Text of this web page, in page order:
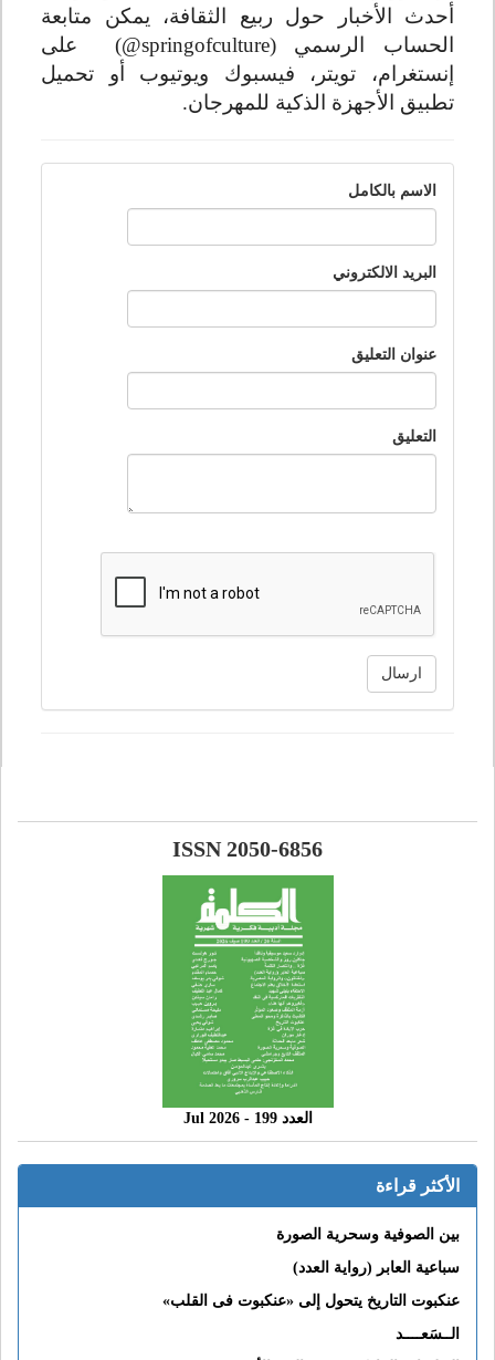
أحدث الأخبار حول ربيع الثقافة، يمكن متابعة
الحساب الرسمي (@springofculture)
على
إنستغرام، تويتر، فيسبوك ويوتيوب أو تحميل
تطبيق الأجهزة الذكية للمهرجان.
الاسم بالكامل
البريد الالكتروني
عنوان التعليق
التعليق
ارسال
ISSN 2050-6856
العدد 199 - 2026 Jul
الأكثر قراءة
بين الصوفية وسحرية الصورة
سباعية العابر (رواية العدد)
عنكبوت التاريخ يتحول إلى «عنكبوت فى القلب»
الــسَعــــد